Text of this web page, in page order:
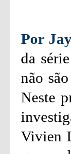
Por
da
não
Neste
Vivien